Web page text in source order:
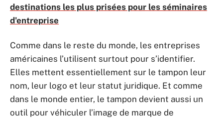
destinations les plus prisées pour les séminaires
d'entreprise
Comme dans le reste du monde, les entreprises
américaines l’utilisent surtout pour s’identifier.
Elles mettent essentiellement sur le tampon leur
nom, leur logo et leur statut juridique. Et comme
dans le monde entier, le tampon devient aussi un
outil pour véhiculer l’image de marque de